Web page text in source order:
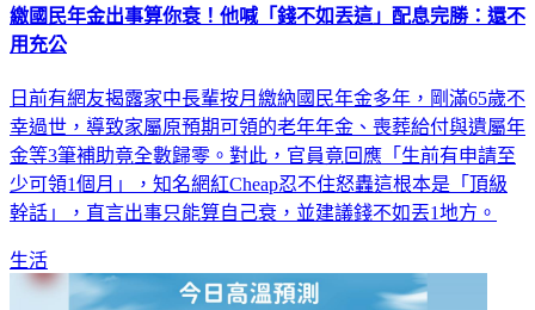
繳國民年金出事算你衰！他喊「錢不如丟這」配息完勝：還不
用充公
日前有網友揭露家中長輩按月繳納國民年金多年，剛滿65歲不
幸過世，導致家屬原預期可領的老年年金、喪葬給付與遺屬年
金等3筆補助竟全數歸零。對此，官員竟回應「生前有申請至
少可領1個月」，知名網紅Cheap忍不住怒轟這根本是「頂級
幹話」，直言出事只能算自己衰，並建議錢不如丟1地方。
生活